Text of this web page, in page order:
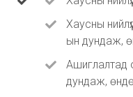
Хаусны
ын дундаж,
Ашиглалтад
дундаж,